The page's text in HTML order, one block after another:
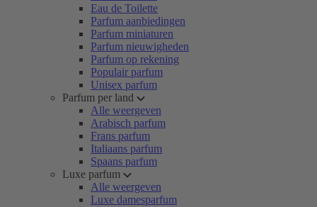
Eau de Toilette
Parfum aanbiedingen
Parfum miniaturen
Parfum nieuwigheden
Parfum op rekening
Populair parfum
Unisex parfum
Parfum per land
Alle weergeven
Arabisch parfum
Frans parfum
Italiaans parfum
Spaans parfum
Luxe parfum
Alle weergeven
Luxe damesparfum